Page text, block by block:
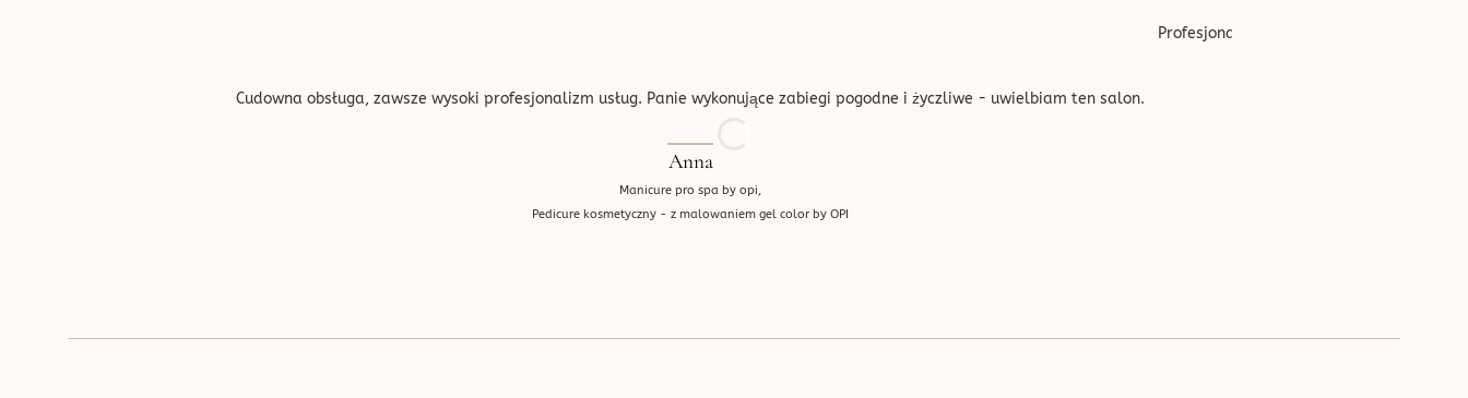
Cudowna obsługa, zawsze wysoki profesjonalizm usług. Panie wykonujące zabiegi pogodne i życzliwe - uwielbiam ten salon.
Anna
Manicure pro spa by opi,
Pedicure kosmetyczny - z malowaniem gel color by OPI
Profesjonalnie wykonana usługa, w